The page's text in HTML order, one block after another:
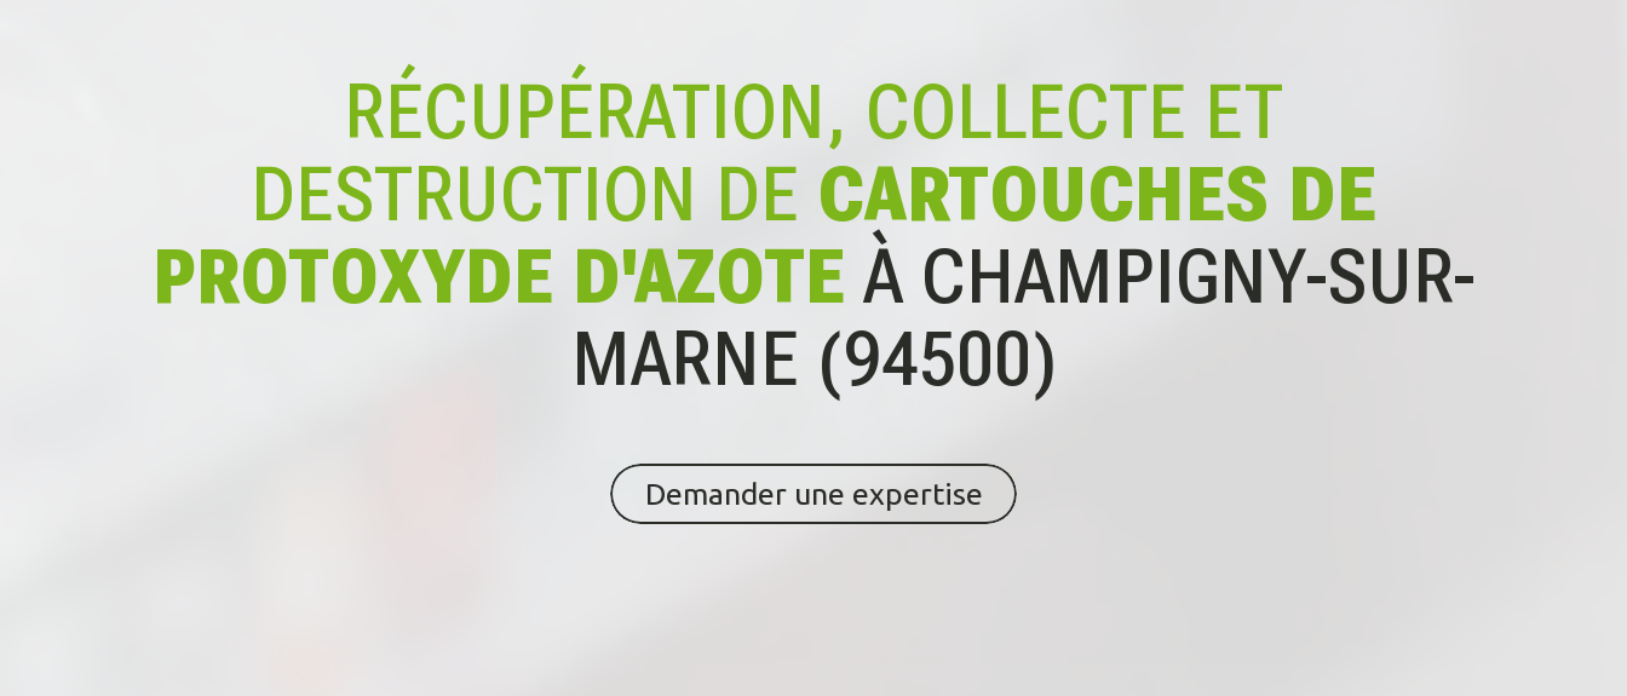
RÉCUPÉRATION, COLLECTE ET
DESTRUCTION DE CARTOUCHES DE
PROTOXYDE D'AZOTE À CHAMPIGNY-SUR-
MARNE (94500)
Demander une expertise